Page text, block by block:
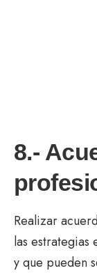
8.-
Realizar
las estrategias
y que pueden